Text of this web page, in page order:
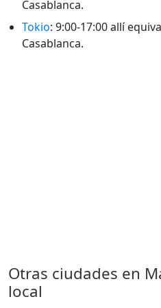
Casablanca.
Tokio: 9:00-17:00 allí
Casablanca.
Otras ciudades en
local